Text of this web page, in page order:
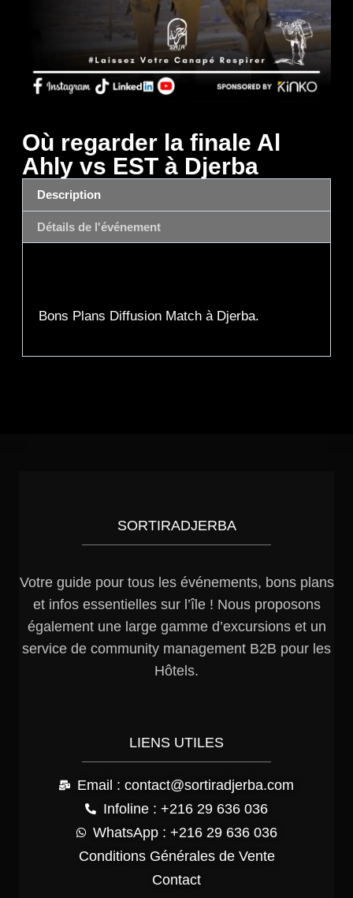
Où regarder la finale Al
Ahly vs EST à Djerba
Description
Détails de l'événement
Bons Plans Diffusion Match à Djerba.
SORTIRADJERBA
Votre guide pour tous les événements, bons plans
et infos essentielles sur l’île ! Nous proposons
également une large gamme d’excursions et un
service de community management B2B pour les
Hôtels.
LIENS UTILES
Email : contact@sortiradjerba.com
Infoline : +216 29 636 036
WhatsApp : +216 29 636 036
Conditions Générales de Vente
Contact